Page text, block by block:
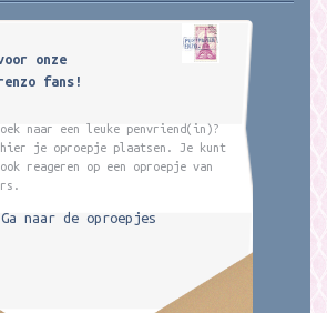
onze
fans!
naar een leuke penvriend(in)?
hier je oproepje plaatsen. Je kunt
reageren op een oproepje van
Ga naar de oproepjes